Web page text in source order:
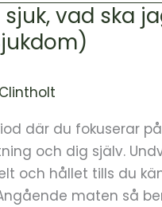
vad ska
där du fokuserar
och dig själv.
och hållet tills du
maten så